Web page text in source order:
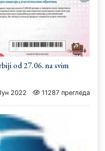
od 27.06. na svim
2022 11287 прегледа